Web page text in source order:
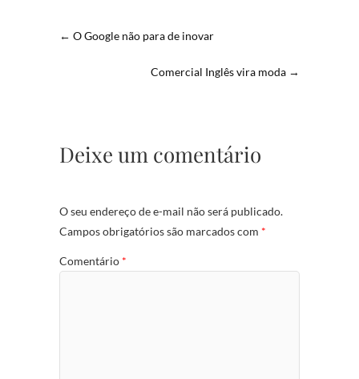
← O Google não para de inovar
Comercial Inglês vira moda →
Deixe um comentário
O seu endereço de e-mail não será publicado.
Campos obrigatórios são marcados com *
Comentário *